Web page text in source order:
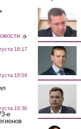
18:17
18:59
19:36
е